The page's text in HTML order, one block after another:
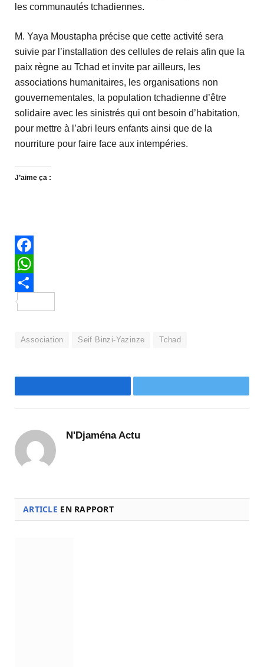
les communautés tchadiennes.
M. Yaya Moustapha précise que cette activité sera
suivie par l’installation des cellules de relais afin que la
paix règne au Tchad et invite par ailleurs, les
associations humanitaires, les organisations non
gouvernementales, la population tchadienne d’être
solidaire avec les sinistrés qui ont besoin d’habitation,
pour mettre à l’abri leurs enfants ainsi que de la
nourriture pour faire face aux intempéries.
J’aime ça :
Facebook
WhatsApp
Association Seif Binzi-Yazinze Tchad
Facebook Twitter
N'Djaména Actu
ARTICLE EN RAPPORT